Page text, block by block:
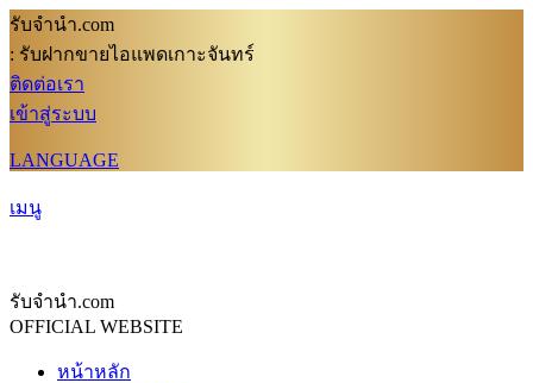
รับจํานํา.com
: รับฝากขายไอแพดเกาะจันทร์
ติดต่อเรา
เข้าสู่ระบบ
LANGUAGE
เมนู
รับจํานํา.com
OFFICIAL WEBSITE
หน้าหลัก